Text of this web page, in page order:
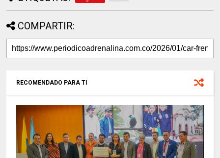
COMPARTIR:
RECOMENDADO PARA TI